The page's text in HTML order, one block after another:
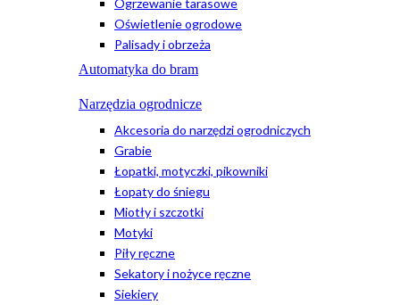
Oświetlenie ogrodowe
Palisady i obrzeża
Automatyka do bram
Narzędzia ogrodnicze
Akcesoria do narzędzi ogrodniczych
Grabie
Łopatki, motyczki, pikowniki
Łopaty do śniegu
Miotły i szczotki
Motyki
Piły ręczne
Sekatory i nożyce ręczne
Siekiery